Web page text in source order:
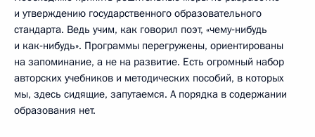
и утверждению государственного образовательного
стандарта. Ведь учим, как говорил поэт, «чему‑нибудь
и как‑нибудь». Программы перегружены, ориентированы
на запоминание, а не на развитие. Есть огромный набор
авторских учебников и методических пособий, в которых
мы, здесь сидящие, запутаемся. А порядка в содержании
образования нет.